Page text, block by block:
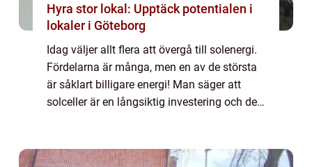
Hyra stor lokal: Upptäck potentialen i
lokaler i Göteborg
Idag väljer allt flera att övergå till solenergi.
Fördelarna är många, men en av de största
är såklart billigare energi! Man säger att
solceller är en långsiktig investering och det